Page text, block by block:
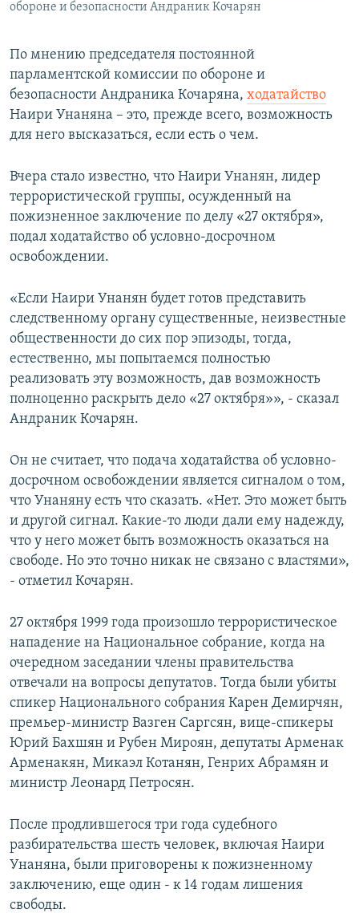
обороне и безопасности Андраник Кочарян
По мнению председателя постоянной
парламентской комиссии по обороне и
безопасности Андраника Кочаряна, ходатайство
Наири Унаняна – это, прежде всего, возможность
для него высказаться, если есть о чем.
Вчера стало известно, что Наири Унанян, лидер
террористической группы, осужденный на
пожизненное заключение по делу «27 октября»,
подал ходатайство об условно-досрочном
освобождении.
«Если Наири Унанян будет готов представить
следственному органу существенные, неизвестные
общественности до сих пор эпизоды, тогда,
естественно, мы попытаемся полностью
реализовать эту возможность, дав возможность
полноценно раскрыть дело «27 октября»», - сказал
Андраник Кочарян.
Он не считает, что подача ходатайства об условно-
досрочном освобождении является сигналом о том,
что Унаняну есть что сказать. «Нет. Это может быть
и другой сигнал. Какие-то люди дали ему надежду,
что у него может быть возможность оказаться на
свободе. Но это точно никак не связано с властями»,
- отметил Кочарян.
27 октября 1999 года произошло террористическое
нападение на Национальное собрание, когда на
очередном заседании члены правительства
отвечали на вопросы депутатов. Тогда были убиты
спикер Национального собрания Карен Демирчян,
премьер-министр Вазген Саргсян, вице-спикеры
Юрий Бахшян и Рубен Мироян, депутаты Арменак
Арменакян, Микаэл Котанян, Генрих Абрамян и
министр Леонард Петросян.
После продлившегося три года судебного
разбирательства шесть человек, включая Наири
Унаняна, были приговорены к пожизненному
заключению, еще один - к 14 годам лишения
свободы.